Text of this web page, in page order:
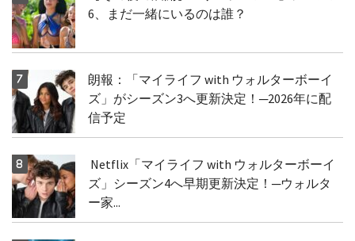
6、まだ一緒にいるのは誰？
朗報：「マイライフ with ウォルターボーイ
ズ」がシーズン3へ更新決定！─2026年に配
信予定
Netflix「マイライフ with ウォルターボーイ
ズ」シーズン4へ早期更新決定！─ウォルタ
ー家...